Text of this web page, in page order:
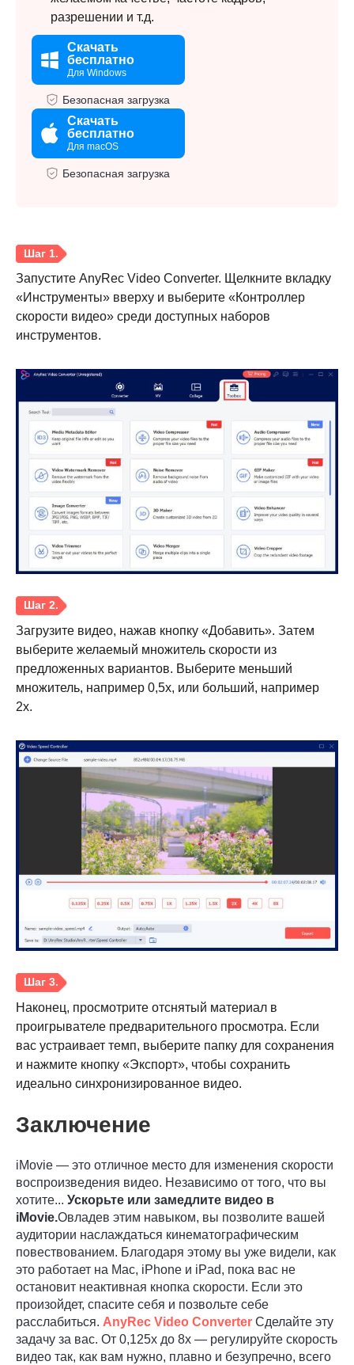
разрешении и т.д.
Скачать
бесплатно
Для Windows
Безопасная загрузка
Скачать
бесплатно
Для macOS
Безопасная загрузка
Запустите AnyRec Video Converter. Щелкните вкладку
«Инструменты» вверху и выберите «Контроллер
скорости видео» среди доступных наборов
инструментов.
Загрузите видео, нажав кнопку «Добавить». Затем
выберите желаемый множитель скорости из
предложенных вариантов. Выберите меньший
множитель, например 0,5x, или больший, например
2x.
Наконец, просмотрите отснятый материал в
проигрывателе предварительного просмотра. Если
вас устраивает темп, выберите папку для сохранения
и нажмите кнопку «Экспорт», чтобы сохранить
идеально синхронизированное видео.
Заключение
iMovie — это отличное место для изменения скорости
воспроизведения видео. Независимо от того, что вы
хотите... Ускорьте или замедлите видео в
iMovie.Овладев этим навыком, вы позволите вашей
аудитории наслаждаться кинематографическим
повествованием. Благодаря этому вы уже видели, как
это работает на Mac, iPhone и iPad, пока вас не
остановит неактивная кнопка скорости. Если это
произойдет, спасите себя и позвольте себе
расслабиться. AnyRec Video Converter Сделайте эту
задачу за вас. От 0,125x до 8x — регулируйте скорость
видео так, как вам нужно, плавно и безупречно, всего